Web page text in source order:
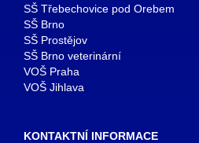
SŠ Třebechovice pod Orebem
SŠ Brno
SŠ Prostějov
SŠ Brno veterinární
VOŠ Praha
VOŠ Jihlava
KONTAKTNÍ INFORMACE